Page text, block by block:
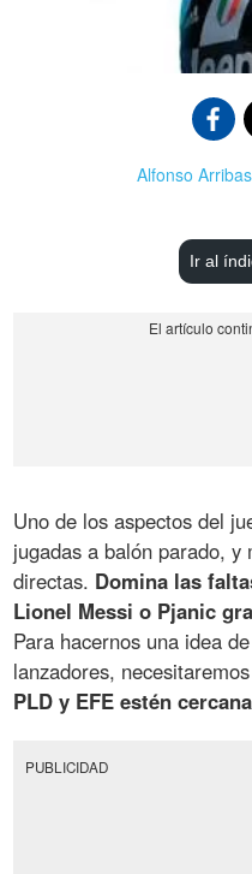
Alfonso Arribas
Ir al
Uno de los aspectos del
jugadas a balón parado,
directas. Domina las
Lionel Messi o Pjanic
Para hacernos una idea
lanzadores,
PLD y EFE estén
PUBLICIDAD